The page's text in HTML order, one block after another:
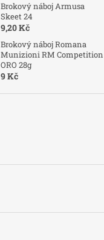
Brokový náboj Armusa
Skeet 24
9,20 Kč
Brokový náboj Romana
Munizioni RM Competition
ORO 28g
9 Kč